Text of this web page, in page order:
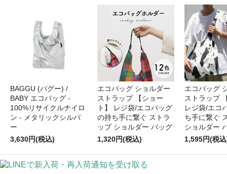
BAGGU (バグー) /
BABY エコバッグ -
100%リサイクルナイロ
ン - メタリックシルバ
ー
3,630円(税込)
エコバッグ ショルダー
ストラップ 【ショー
ト】 レジ袋/エコバッグ
の持ち手に繋ぐ ストラ
ップ ショルダー バッグ
1,320円(税込)
エコバッグ
ストラップ
レジ袋/エコ
ち手に繋ぐ
ショルダー
1,595円(税